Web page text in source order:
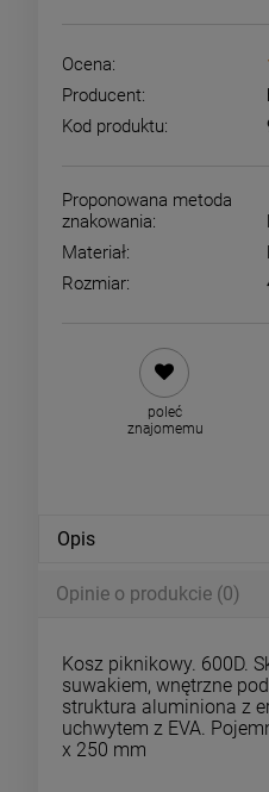
Ocena:
Producent:
Kod produktu:
Proponowana metoda
znakowania:
Materiał:
Rozmiar:
poleć
znajomemu
Opis
Opinie o produkcie (0)
Kosz piknikowy. 600D.
suwakiem, wnętrzne
struktura aluminiona z
uchwytem z EVA.
x 250 mm